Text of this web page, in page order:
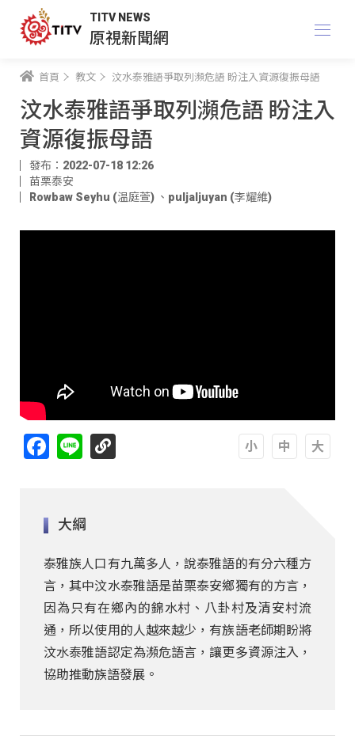
TITV NEWS
原視新聞網
首頁 教文 汶水泰雅語爭取列瀕危語 盼注入資源復振母語
汶水泰雅語爭取列瀕危語 盼注入
資源復振母語
發布：2022-07-18 12:26
苗栗泰安
Rowbaw Seyhu (温庭萱) 、 puljaljuyan (李耀維)
Facebook
Line
大綱
泰雅族人口有九萬多人，說泰雅語的有分六種方
言，其中汶水泰雅語是苗栗泰安鄉獨有的方言，
因為只有在鄉內的錦水村、八卦村及清安村流
通，所以使用的人越來越少，有族語老師期盼將
汶水泰雅語認定為瀕危語言，讓更多資源注入，
協助推動族語發展。